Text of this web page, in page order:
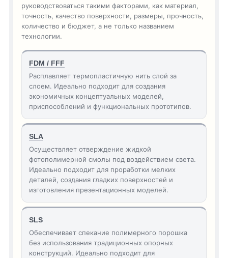
руководствоваться такими факторами, как материал,
точность, качество поверхности, размеры, прочность,
количество и бюджет, а не только названием
технологии.
FDM / FFF
Расплавляет термопластичную нить слой за
слоем. Идеально подходит для создания
экономичных концептуальных моделей,
приспособлений и функциональных прототипов.
SLA
Осуществляет отверждение жидкой
фотополимерной смолы под воздействием света.
Идеально подходит для проработки мелких
деталей, создания гладких поверхностей и
изготовления презентационных моделей.
SLS
Обеспечивает спекание полимерного порошка
без использования традиционных опорных
конструкций. Идеально подходит для